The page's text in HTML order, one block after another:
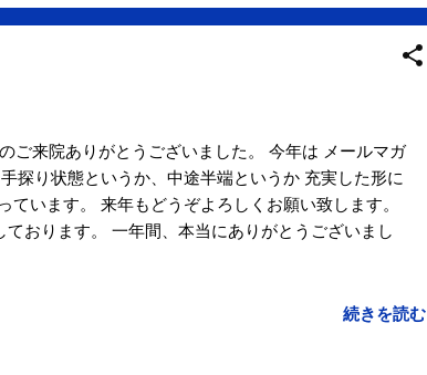
ご来院ありがとうございました。 今年は メールマガ
探り状態というか、中途半端というか 充実した形に
います。 来年もどうぞよろしくお願い致します。
おります。 一年間、本当にありがとうございまし
続きを読む